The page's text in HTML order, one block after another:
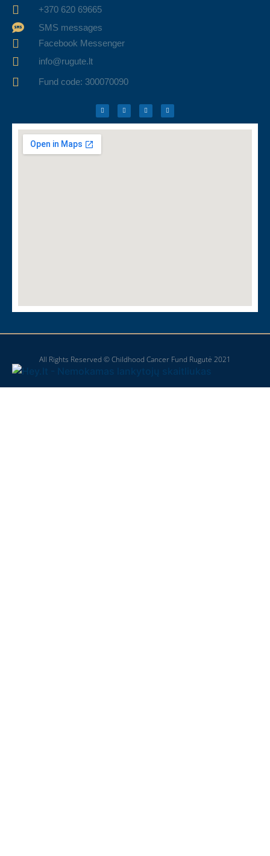
+370 620 69665
SMS messages
Facebook Messenger
info@rugute.lt
Fund code: 300070090
All Rights Reserved © Childhood Cancer Fund Rugutė 2021